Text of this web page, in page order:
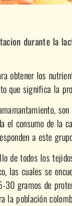
durante la
obtener los
que significa la
el consumo de la
a este
de todos los
las cuales se
30 gramos de
población